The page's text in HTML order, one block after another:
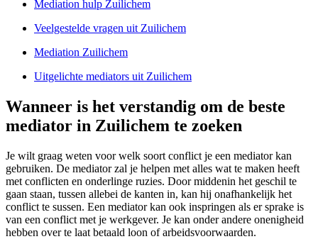
Mediation hulp Zuilichem
Veelgestelde vragen uit Zuilichem
Mediation Zuilichem
Uitgelichte mediators uit Zuilichem
Wanneer is het verstandig om de beste
mediator in Zuilichem te zoeken
Je wilt graag weten voor welk soort conflict je een mediator kan
gebruiken. De mediator zal je helpen met alles wat te maken heeft
met conflicten en onderlinge ruzies. Door middenin het geschil te
gaan staan, tussen allebei de kanten in, kan hij onafhankelijk het
conflict te sussen. Een mediator kan ook inspringen als er sprake is
van een conflict met je werkgever. Je kan onder andere onenigheid
hebben over te laat betaald loon of arbeidsvoorwaarden.